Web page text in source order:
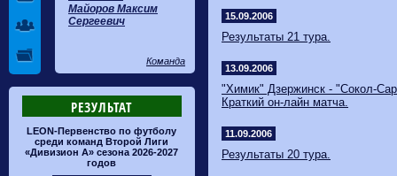
Майоров Максим
Сергеевич
Команда
РЕЗУЛЬТАТ
LEON-Первенство по футболу
среди команд Второй Лиги
«Дивизион А» сезона 2026-2027
годов
15.09.2006
Результаты 21 тура.
13.09.2006
"Химик" Дзержинск - "Сокол-
Краткий он-лайн матча.
11.09.2006
Результаты 20 тура.